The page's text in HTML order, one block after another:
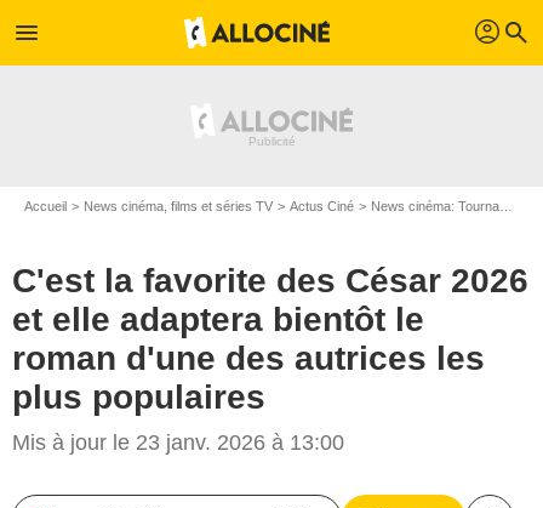
menu profil search
Accueil News cinéma, films et séries TV Actus Ciné News cinéma: Tournages
C'est la favorite des César 2026
et elle adaptera bientôt le
roman d'une des autrices les
plus populaires
Mis à jour le 23 janv. 2026 à 13:00